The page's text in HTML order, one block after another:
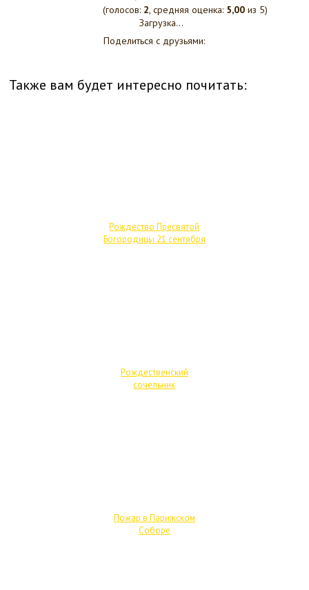
(голосов: 2, средняя оценка: 5,00из 5)
Загрузка...
Поделиться с друзьями:
Также вам будет интересно почитать:
Рождество Пресвятой
Богородицы 21 сентября
Рождественский
сочельник
Пожар в Парижском
Соборе